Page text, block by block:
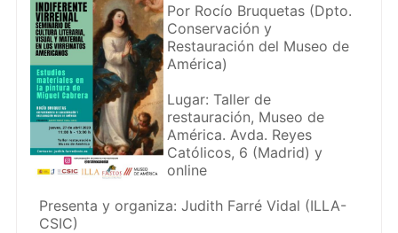
Por Rocío Bruquetas (Dpto.
Conservación y
Restauración del Museo de
América)
Lugar: Taller de
restauración, Museo de
América. Avda. Reyes
Católicos, 6 (Madrid) y
online
Presenta y organiza: Judith Farré Vidal (ILLA-
CSIC)